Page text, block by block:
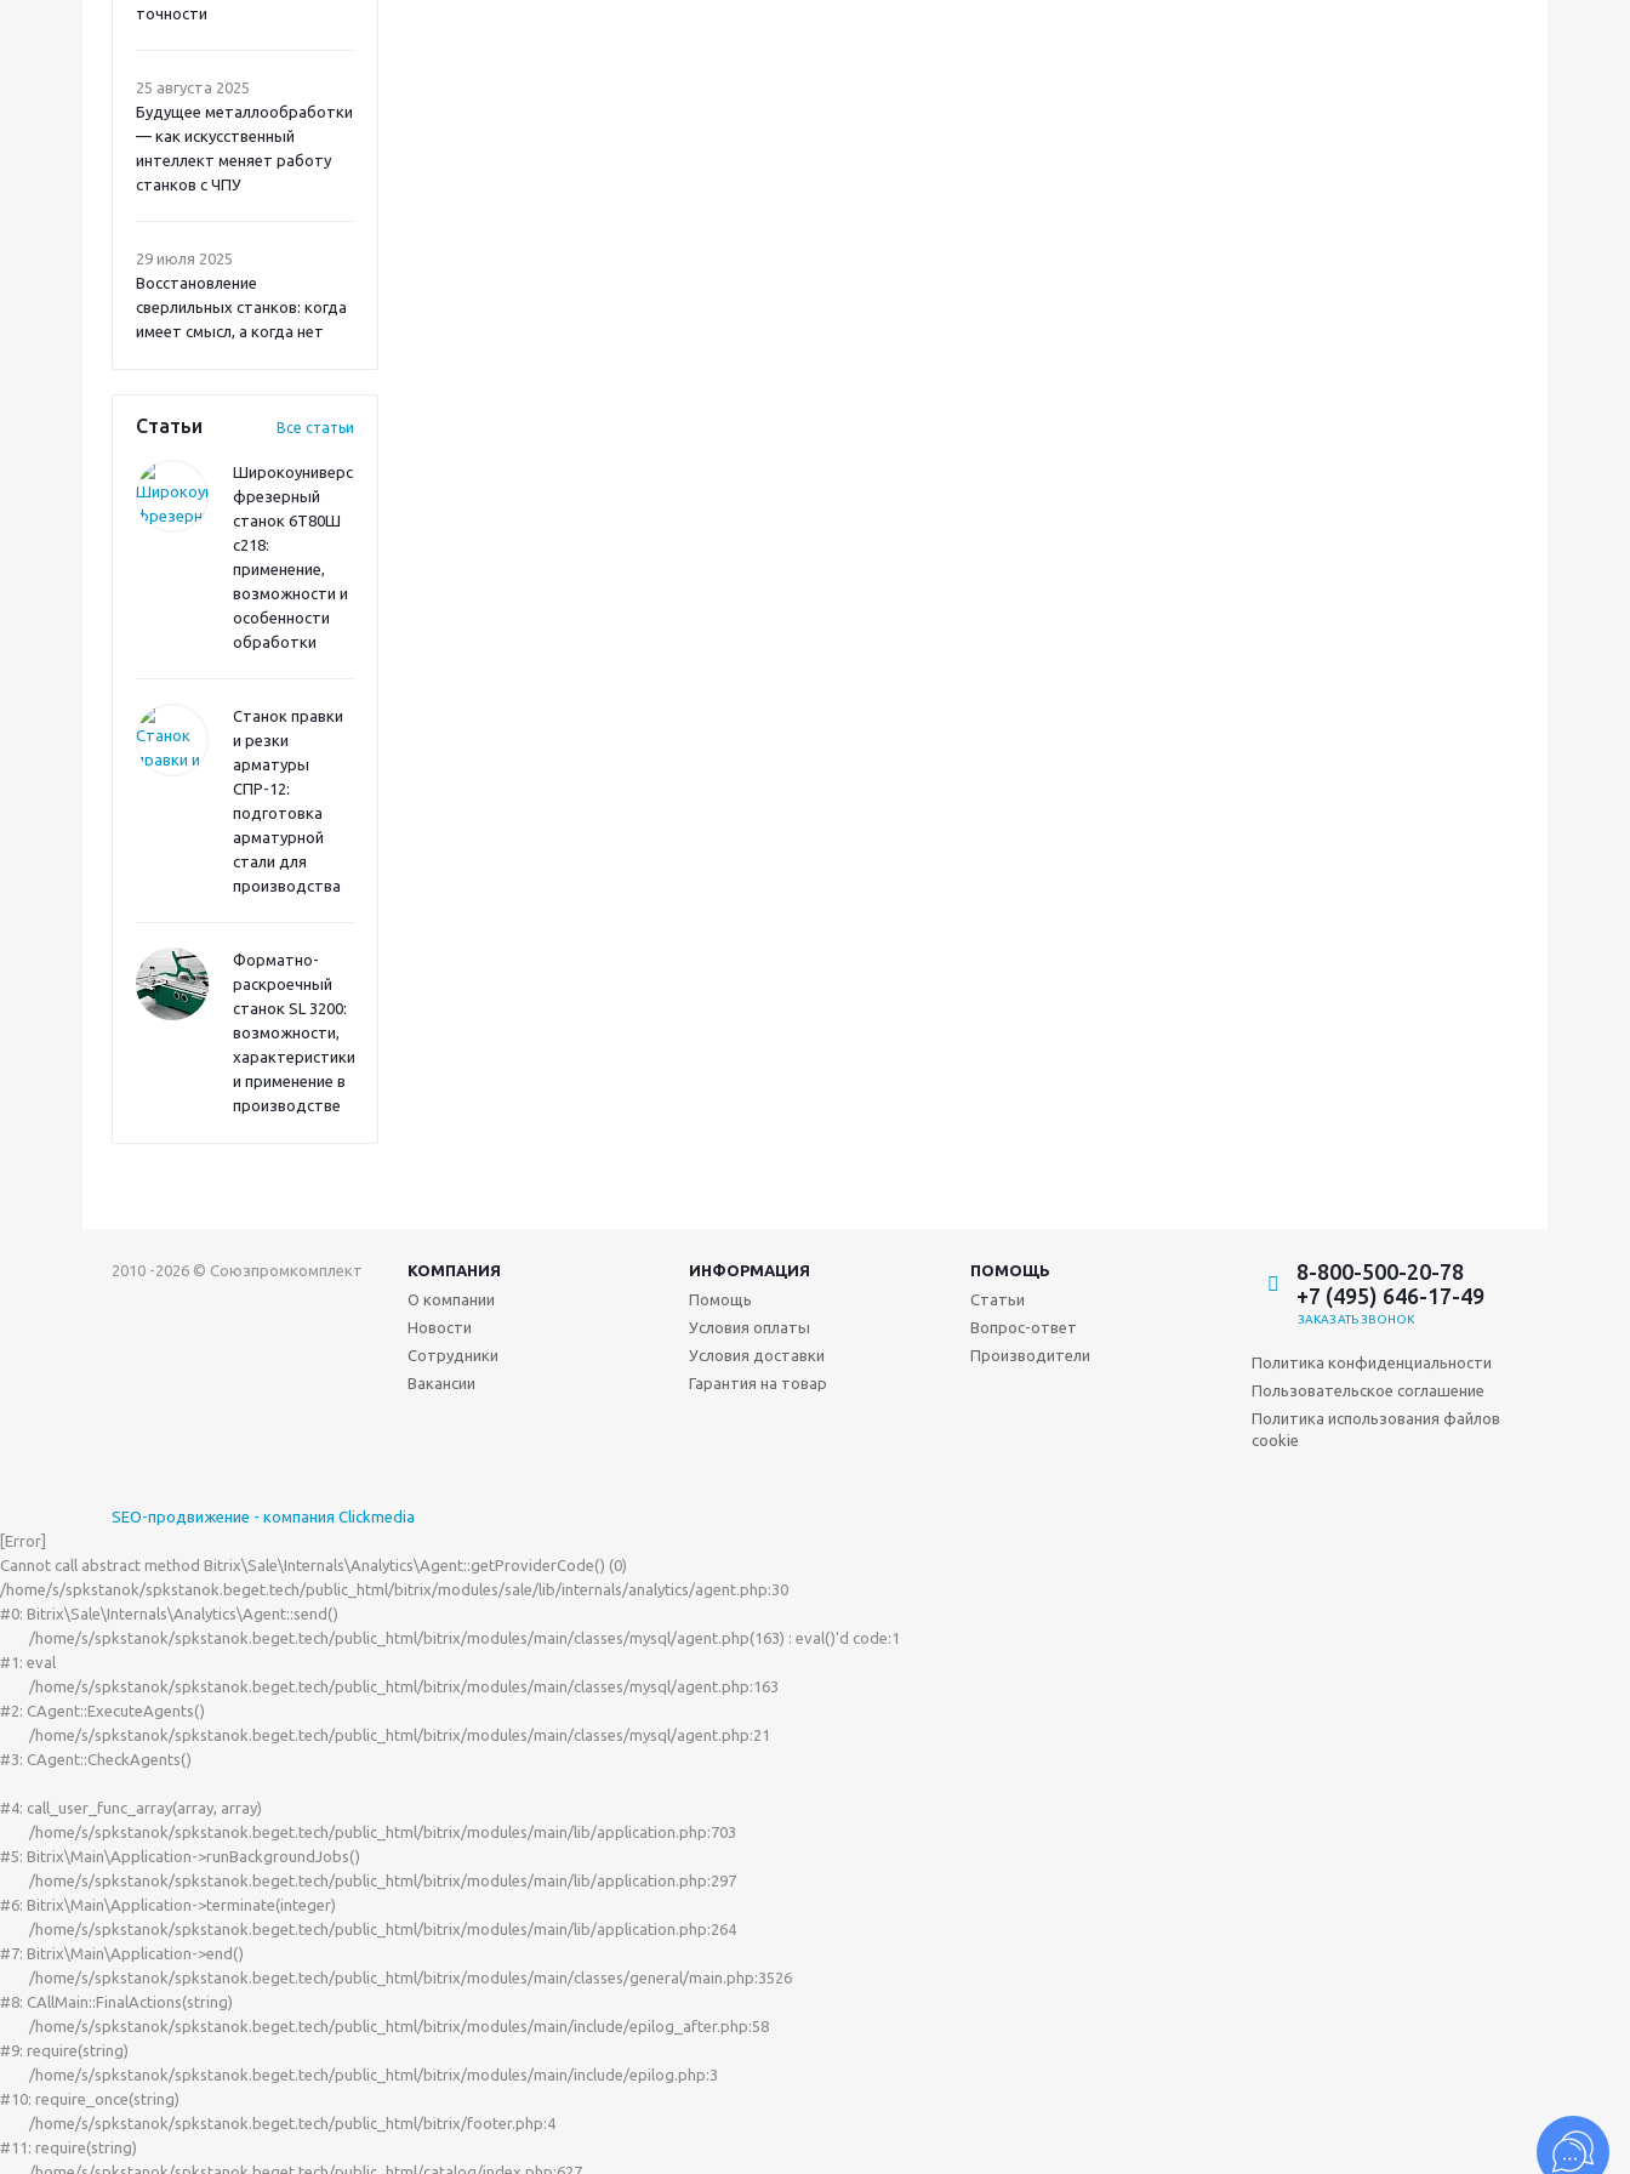
точности
25 августа 2025
Будущее металлообработки
— как искусственный
интеллект меняет работу
станков с ЧПУ
29 июля 2025
Восстановление
сверлильных станков: когда
имеет смысл, а когда нет
Статьи Все статьи
Широкоуниверсальный
фрезерный
станок 6Т80Ш
с218:
применение,
возможности и
особенности
обработки
Станок правки
и резки
арматуры
СПР-12:
подготовка
арматурной
стали для
производства
Форматно-
раскроечный
станок SL 3200:
возможности,
характеристики
и применение в
производстве
2010 -2026 © Союзпромкомплект КОМПАНИЯ ИНФОРМАЦИЯ
ПОМОЩЬ
О компании
Новости
Сотрудники
Вакансии
Помощь
Условия оплаты
Условия доставки
Гарантия на товар
Статьи
Вопрос-ответ
Производители
8-800-500-20-78
+7 (495) 646-17-49
ЗАКАЗАТЬ ЗВОНОК
Политика конфиденциальности
Пользовательское соглашение
Политика использования файлов
cookie
SEO-продвижение - компания Clickmedia
[Error]
Cannot call abstract method Bitrix\Sale\Internals\Analytics\Agent::getProviderCode() (0)
/home/s/spkstanok/spkstanok.beget.tech/public_html/bitrix/modules/sale/lib/internals/analytics/agent.php:30
#0: Bitrix\Sale\Internals\Analytics\Agent::send()
#1: eval
#2: CAgent::ExecuteAgents()
#3: CAgent::CheckAgents()
#4: call_user_func_array(array, array)
#5: Bitrix\Main\Application->runBackgroundJobs()
#6: Bitrix\Main\Application->terminate(integer)
#7: Bitrix\Main\Application->end()
#8: CAllMain::FinalActions(string)
#9: require(string)
#10: require_once(string)
#11: require(string)